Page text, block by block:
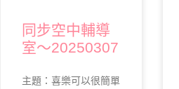
同步空中輔導
室～20250307
主題：喜樂可以很簡單